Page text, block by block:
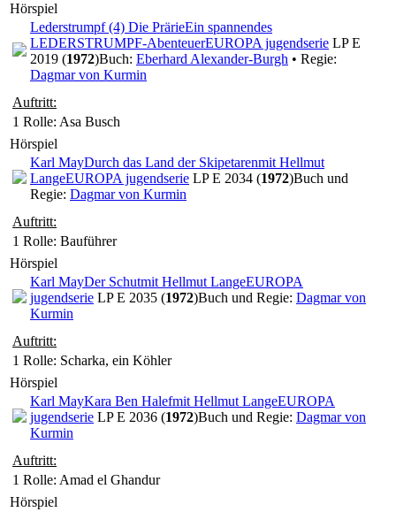
Hörspiel
Lederstrumpf (4) Die PrärieEin spannendes
LEDERSTRUMPF-AbenteuerEUROPA jugendserie LP E
2019 (1972)Buch: Eberhard Alexander-Burgh • Regie:
Dagmar von Kurmin
Auftritt:
1 Rolle: Asa Busch
Hörspiel
Karl MayDurch das Land der Skipetarenmit Hellmut
LangeEUROPA jugendserie LP E 2034 (1972)Buch und
Regie: Dagmar von Kurmin
Auftritt:
1 Rolle: Bauführer
Hörspiel
Karl MayDer Schutmit Hellmut LangeEUROPA
jugendserie LP E 2035 (1972)Buch und Regie: Dagmar von
Kurmin
Auftritt:
1 Rolle: Scharka, ein Köhler
Hörspiel
Karl MayKara Ben Halefmit Hellmut LangeEUROPA
jugendserie LP E 2036 (1972)Buch und Regie: Dagmar von
Kurmin
Auftritt:
1 Rolle: Amad el Ghandur
Hörspiel